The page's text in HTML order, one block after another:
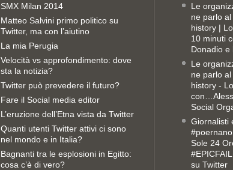
SMX Milan 2014
Matteo Salvini primo politico su
Twitter, ma con l’aiutino
La mia Perugia
Velocità vs approfondimento: dove
sta la notizia?
Twitter può prevedere il futuro?
Fare il Social media editor
L’eruzione dell’Etna vista da Twitter
Quanti utenti Twitter attivi ci sono
nel mondo e in Italia?
Bagnanti tra le esplosioni in Egitto:
cosa c’è di vero?
Le
ne parlo
history |
10 minuti
Donadio e
Le
ne parlo
history -
Social
Giornalisti
Sole 24
su Twitter